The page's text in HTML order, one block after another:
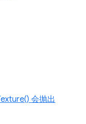
会抛出